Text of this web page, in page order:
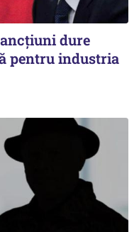
dure
pentru industria